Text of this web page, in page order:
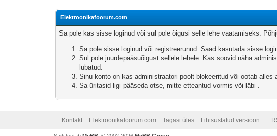
Elektroonikafoorum.com
Sa pole kas sisse loginud või sul pole õigusi selle lehe vaatamiseks.
Sa pole sisse loginud või registreerunud. Saad kasutada sisse
Sul pole juurdepääsuõigust sellele lehele. Kas soovid näha
lubatud.
Sinu konto on kas administraatori poolt blokeeritud või ootab alles
Sa üritasid ligi pääseda otse, mitte etteantud vormis või läbi .
Kontakt Elektroonikafoorum.com Tagasi üles Lihtsustatud versioon